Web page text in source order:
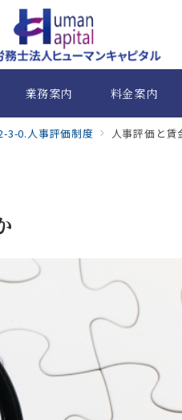
業務案内 料金案内
3-0.人事評価制度 人事評価と